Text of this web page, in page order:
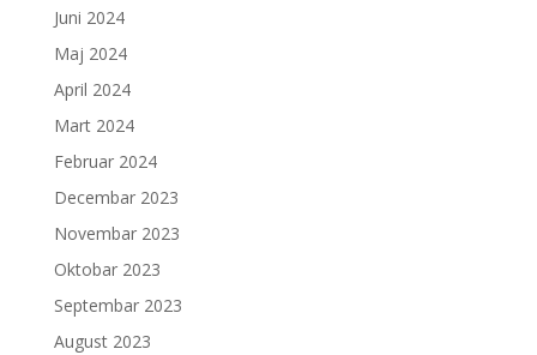
Juni 2024
Maj 2024
April 2024
Mart 2024
Februar 2024
Decembar 2023
Novembar 2023
Oktobar 2023
Septembar 2023
August 2023